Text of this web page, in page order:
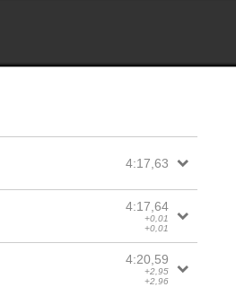
4:17,63
4:17,64
+0,01
+0,01
4:20,59
+2,95
+2,96